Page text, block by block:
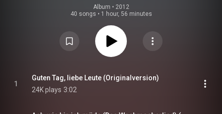
Album • 2012
40 songs • 1 hour, 56 minutes
1
Guten Tag, liebe Leute (Originalversion)
24K plays 3:02